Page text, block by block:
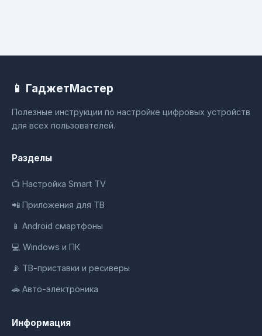
📱 ГаджетМастер
Полезные инструкции по настройке цифровых устройств
для всех пользователей.
Разделы
📺 Настройка Smart TV
📲 Приложения для ТВ
📱 Android смартфоны
💻 Windows и ПК
📡 ТВ-приставки и ресиверы
🚗 Авто-электроника
Информация